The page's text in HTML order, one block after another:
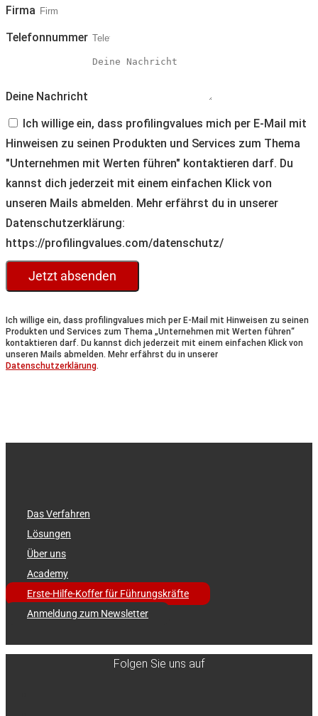
Firma
Telefonnummer
Deine Nachricht
Ich willige ein, dass profilingvalues mich per E-Mail mit
Hinweisen zu seinen Produkten und Services zum Thema
"Unternehmen mit Werten führen" kontaktieren darf. Du
kannst dich jederzeit mit einem einfachen Klick von
unseren Mails abmelden. Mehr erfährst du in unserer
Datenschutzerklärung:
https://profilingvalues.com/datenschutz/
Jetzt absenden
Ich willige ein, dass profilingvalues mich per E-Mail mit Hinweisen zu seinen
Produkten und Services zum Thema „Unternehmen mit Werten führen“
kontaktieren darf. Du kannst dich jederzeit mit einem einfachen Klick von
unseren Mails abmelden. Mehr erfährst du in unserer
Datenschutzerklärung.
Das Verfahren
Lösungen
Über uns
Academy
Erste-Hilfe-Koffer für Führungskräfte
Anmeldung zum Newsletter
Folgen Sie uns auf